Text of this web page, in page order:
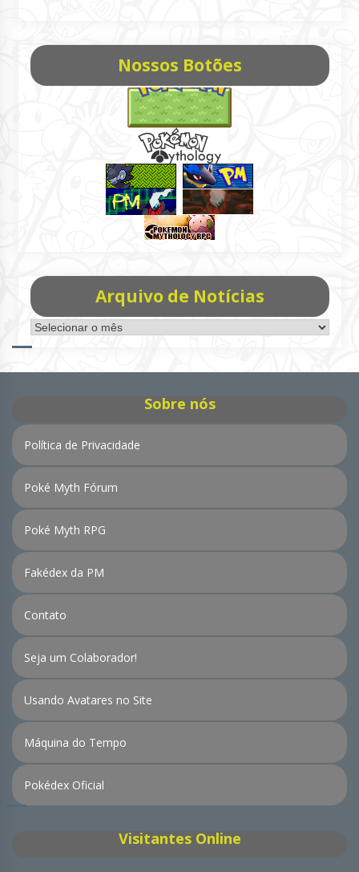
Nossos Botões
Arquivo de Notícias
Arquivo
de
Sobre nós
Política de Privacidade
Poké Myth Fórum
Poké Myth RPG
Fakédex da PM
Contato
Seja um Colaborador!
Usando Avatares no Site
Máquina do Tempo
Pokédex Oficial
Visitantes Online